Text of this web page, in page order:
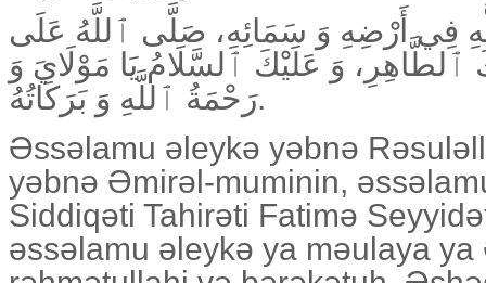
فِي أَرْضِهِ وَ سَمَائِهِ، صَلَّى ٱللَّهُ عَلَى
وَ عَلَيْكَ ٱلسَّلَامُ يَا مَوْلَايَ وَ
رَحْمَةُ ٱللَّهِ وَ بَرَكَاتُهُ.
Əssəlamu əleykə yəbnə
yəbnə Əmirəl-muminin,
Siddiqəti Tahirəti Fatimə
əssəlamu əleykə ya məulaya